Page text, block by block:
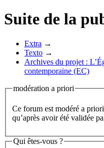
Suite de la
Extra →
Texto →
Archives du projet :
contemporaine (EC)
modération a priori
Ce forum est modéré a
qu’après avoir été validée
Qui êtes-vous ?